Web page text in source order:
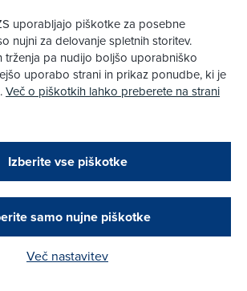
Zapri
vam 10 €!
in novi AMZS člani, ki boste v AMZS
registracijo vozila, boste prejeli
darilno kartico z dobroimetjem v višini
Kako do darila?
o članstvu
cesti
v Sloveniji:
uporabljajo piškotke za posebne
nujni za delovanje spletnih storitev.
trženja pa nudijo boljšo uporabniško
uporabo strani in prikaz ponudbe, ki je
Več o piškotkih lahko preberete na strani
Izberite vse piškotke
samo nujne piškotke
Več nastavitev